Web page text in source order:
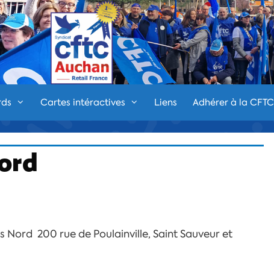
Cartes intéractives Liens Adhérer à la CFTC
Nord 200 rue de Poulainville, Saint Sauveur et